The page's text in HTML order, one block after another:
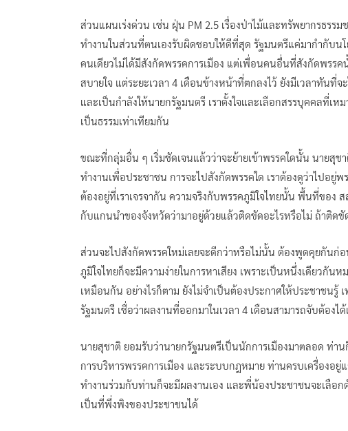
ส่วนแผนเร่งด่วน เช่น ฝุ่น PM 2.5 เรื่องป่าไม้และทรัพยากรธรร
ทำงานในส่วนที่ตนเองรับผิดชอบให้ดีที่สุด รัฐมนตรีแค่มากำกับน
คนเดียวไม่ได้มีสังกัดพรรคการเมือง แต่เพื่อนคนอื่นที่สังกัดพรร
สบายใจ แต่ระยะเวลา 4 เดือนข้างหน้าที่ตกลงไว้ ยังมีเวลาทันที่จ
และเป็นกำลังให้นายกรัฐมนตรี เราตั้งใจและเลือกสรรบุคคลที่เห
เป็นธรรมเท่าเทียมกัน
ขณะที่กลุ่มอื่น ๆ เริ่มชัดเจนแล้วว่าจะย้ายเข้าพรรคใดนั้น นายสุช
ทำงานเพื่อประชาชน การจะไปสังกัดพรรคใด เราต้องดูว่าไป
ต้องอยู่ที่เราเจรจากัน ความจริงกับพรรคภูมิใจไทยนั้น พื้นที่ของ
กับแกนนำของจังหวัดว่ามาอยู่ด้วยแล้วติดขัดอะไรหรือไม่ ถ้าติดขั
ส่วนจะไปสังกัดพรรคใหม่เลยจะดีกว่าหรือไม่นั้น ต้องพูดคุยกันก่
ภูมิใจไทยก็จะมีความง่ายในการหาเสียง เพราะเป็นหนึ่งเดียวกัน
เหมือนกัน อย่างไรก็ตาม ยังไม่จำเป็นต้องประกาศให้ประชาชน
รัฐมนตรี เชื่อว่าผลงานที่ออกมาในเวลา 4 เดือนสามารถจับต้องไ
นายสุชาติ ยอมรับว่านายกรัฐมนตรีเป็นนักการเมืองมาตลอด ท่า
การบริหารพรรคการเมือง และระบบกฎหมาย ท่านครบเครื่องอยู่
ทำงานร่วมกับท่านก็จะมีผลงานเอง และพี่น้องประชาชนจะเลือ
เป็นที่พึ่งพิงของประชาชนได้